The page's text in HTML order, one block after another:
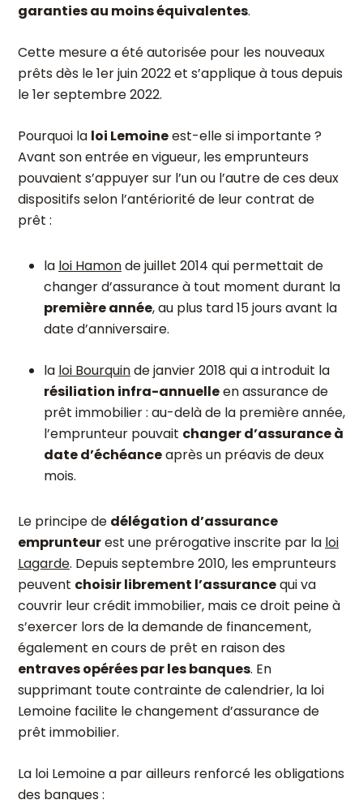
garanties au moins équivalentes.
Cette mesure a été autorisée pour les nouveaux
prêts dès le 1er juin 2022 et s’applique à tous depuis
le 1erseptembre 2022.
Pourquoi la loi Lemoineest-elle si importante ?
Avant son entrée en vigueur, les emprunteurs
pouvaient s’appuyer sur l’un ou l’autre de ces deux
dispositifs selon l’antériorité de leur contrat de
prêt :
la loi Hamonde juillet 2014 qui permettait de
changer d’assurance à tout moment durant la
première année, au plus tard 15 jours avant la
date d’anniversaire.
la loi Bourquinde janvier 2018 qui a introduit la
résiliation infra-annuelleen assurance de
prêt immobilier : au-delà de la première année,
l’emprunteur pouvait changer d’assurance à
date d’échéanceaprès un préavis de deux
mois.
Le principe de délégation d’assurance
emprunteurest une prérogative inscrite par la loi
Lagarde. Depuis septembre 2010, les emprunteurs
peuvent choisir librement l’assurancequi va
couvrir leur crédit immobilier, mais ce droit peine à
s’exercer lors de la demande de financement,
également en cours de prêt en raison des
entraves opérées par les banques. En
supprimant toute contrainte de calendrier, la loi
Lemoine facilite le changement d’assurance de
prêt immobilier.
La loi Lemoine a par ailleurs renforcé les obligations
des banques :